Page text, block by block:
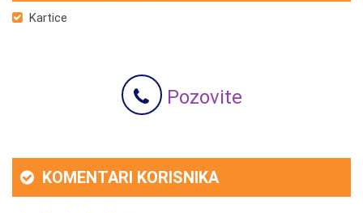
Kartice
Pozovite
KOMENTARI KORISNIKA